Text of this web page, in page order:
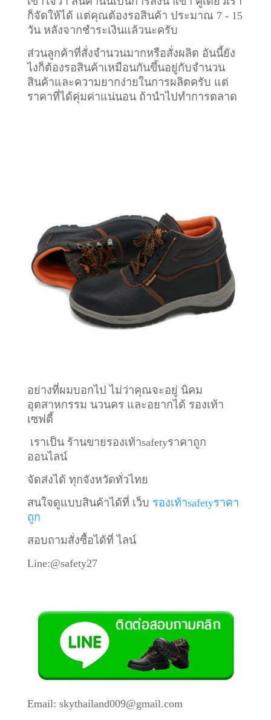
ก็จัดให้ได้ แต่คุณต้องรอสินค้า ประมาณ 7 - 15
วัน หลังจากชำระเงินแล้วนะครับ
ส่วนลูกค้าที่สั่งจำนวนมากหรือสั่งผลิต อันนี้ยัง
ไงก็ต้องรอสินค้าเหมือนกันขึ้นอยู่กับจำนวน
สินค้าและความยากง่ายในการผลิตครับ แต่
ราคาที่ได้คุ่มค่าแน่นอน ถ้านำไปทำการตลาด
อย่างที่ผมบอกไป ไม่ว่าคุณจะอยู่ นิคม
อุตสาหกรรม นวนคร และอยากได้ รองเท้า
เซฟตี้
เราเป็น ร้านขายรองเท้าsafetyราคาถูก
ออนไลน์
จัดส่งได้ ทุกจังหวัดทั่วไทย
สนใจดูแบบสินค้าได้ที่ เว็บ รองเท้าsafetyราคา
ถูก
สอบถามสั่งซื้อได้ที่ ไลน์
Line:@safety27
Email: skythailand009@gmail.com